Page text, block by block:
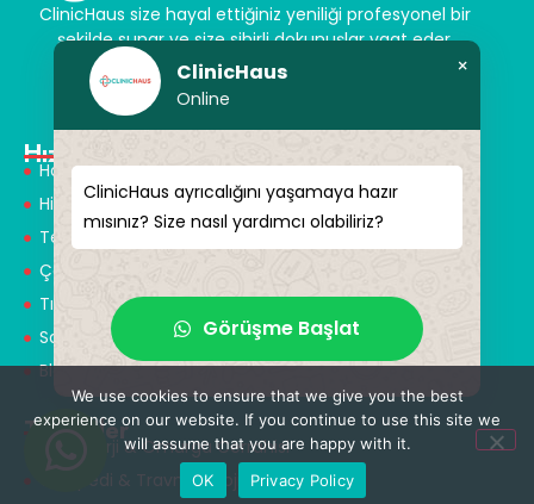
ClinicHaus size hayal ettiğiniz yeniliği profesyonel bir
şekilde sunar ve size sihirli dokunuşlar vaat eder.
Kendinize yeni bir “siz” kazandırın.
Hızlı Menü
Hakkımızda
Hizmetlerimiz
Tedaviler
Çözüm Ortakları
Tıbbi Tanışmanlar
Sağlık Turizmi
Blog
Tedaviler
Nöroşirürji & Omurga Cerrahisi
Ortopedi & Travmatoloji
ClinicHaus
Online
×
ClinicHaus ayrıcalığını yaşamaya hazır
mısınız? Size nasıl yardımcı olabiliriz?
Görüşme Başlat
We use cookies to ensure that we give you the best
experience on our website. If you continue to use this site we
will assume that you are happy with it.
OK
Privacy Policy